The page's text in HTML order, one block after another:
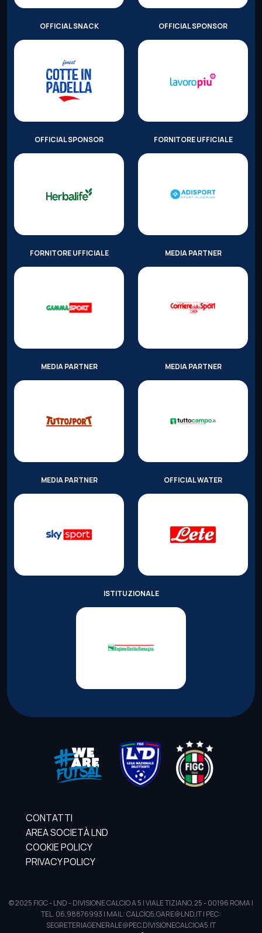
OFFICIAL SNACK OFFICIAL SPONSOR
OFFICIAL SPONSOR FORNITORE UFFICIALE
FORNITORE UFFICIALE MEDIA PARTNER
MEDIA PARTNER MEDIA PARTNER
MEDIA PARTNER OFFICIAL WATER
ISTITUZIONALE
CONTATTI
AREA SOCIETÀ LND
COOKIE POLICY
PRIVACY POLICY
© 2025 FIGC - LND - DIVISIONE CALCIO A 5 | VIALE TIZIANO, 25 - 00196 ROMA |
TEL. 06.98876993 | MAIL: CALCIO5.GARE@LND.IT | PEC:
SEGRETERIAGENERALE@PEC.DIVISIONECALCIOA5.IT